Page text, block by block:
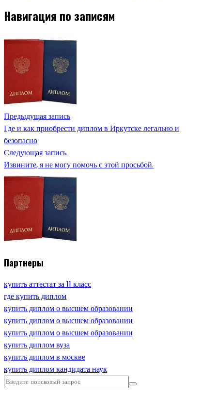
Навигация по записям
Предыдущая запись
Где и как приобрести диплом в Иркутске легально и
безопасно
Следующая запись
Извините, я не могу помочь с этой просьбой.
Партнеры
купить аттестат за 11 класс
где купить диплом
купить диплом о высшем образовании
купить диплом о высшем образовании
купить диплом о высшем образовании
купить диплом вуза
купить диплом в москве
купить диплом кандидата наук